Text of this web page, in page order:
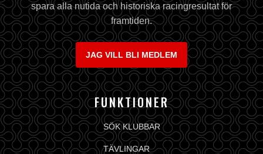
spara alla nutida och historiska racingresultat för
framtiden.
JAG VILL BLI MEDLEM
FUNKTIONER
SÖK KLUBBAR
TÄVLINGAR